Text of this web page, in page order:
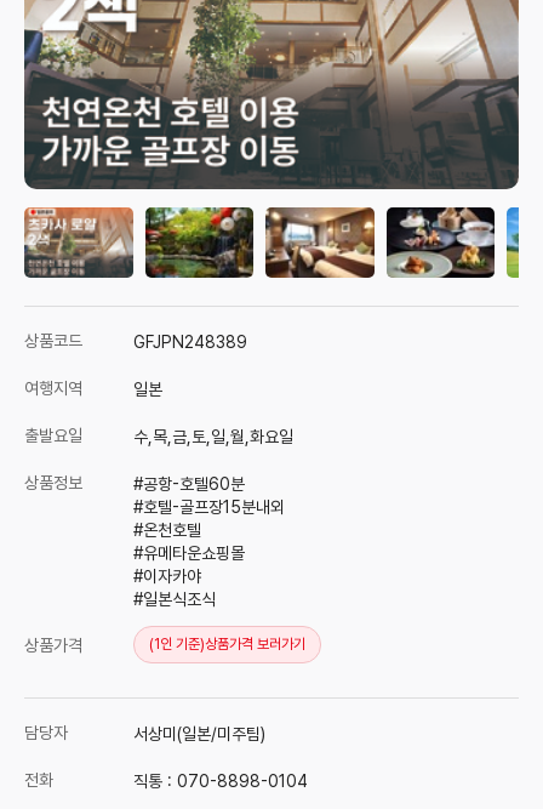
상품코드 GFJPN248389
여행지역 일본
출발요일 수,목,금,토,일,월,화요일
상품정보
#공항-호텔60분
#호텔-골프장15분내외
#온천호텔
#유메타운쇼핑몰
#이자카야
#일본식조식
상품가격 (1인 기준)상품가격 보러가기
담당자 서상미(일본/미주팀)
전화 직통 : 070-8898-0104